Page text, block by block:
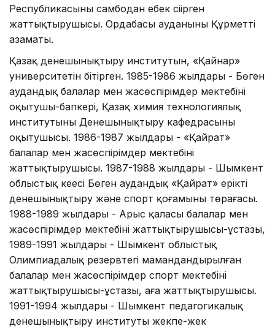
Республикасының самбодан еңбек сіңірген
жаттықтырушысы. Ордабасы ауданының Құрметті
азаматы.
Қазақ денешынықтыру институтын, «Қайнар»
университетін бітірген. 1985-1986 жылдары - Бөген
аудандық балалар мен жасөспірімдер мектебінің
оқытушы-бапкері, Қазақ химия технологиялық
институтының Денешынықтыру кафедрасының
оқытушысы. 1986-1987 жылдары - «Қайрат»
балалар мен жасөспірімдер мектебінің
жаттықтырушысы. 1987-1988 жылдары - Шымкент
облыстық кеңесі Бөген аудандық «Қайрат» ерікті
денешынықтыру және спорт қоғамының төрағасы.
1988-1989 жылдары - Арыс қаласы балалар мен
жасөспірімдер мектебінің жаттықтырушысы-ұстазы,
1989-1991 жылдары - Шымкент облыстық
Олимпиадалық резервтегі мамандандырылған
балалар мен жасөспірімдер спорт мектебінің
жаттықтырушысы-ұстазы, аға жаттықтырушысы.
1991-1994 жылдары - Шымкент педагогикалық
денешынықтыру институты жекпе-жек